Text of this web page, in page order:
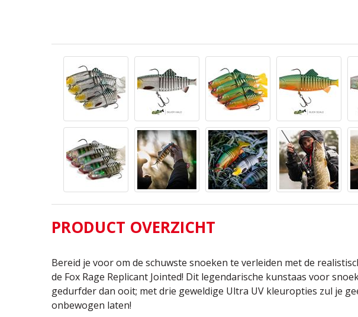
PRODUCT OVERZICHT
Bereid je voor om de schuwste snoeken te verleiden met de
de Fox Rage Replicant Jointed! Dit legendarische kunstaas voor
gedurfder dan ooit; met drie geweldige Ultra UV kleuropties zul je
onbewogen laten!